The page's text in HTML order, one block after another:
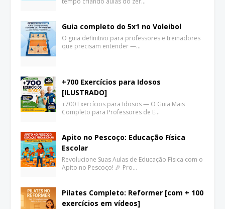
Guia completo do 5x1 no Voleibol
O guia definitivo para professores e treinadores
que precisam entender —…
+700 Exercícios para Idosos
[ILUSTRADO]
+700 Exercícios para Idosos — O Guia Mais
Completo para Professores de E…
Apito no Pescoço: Educação Física
Escolar
Revolucione Suas Aulas de Educação Física com o
Apito no Pescoço! 🎉 Pro…
Pilates Completo: Reformer [com + 100
exercícios em vídeos]